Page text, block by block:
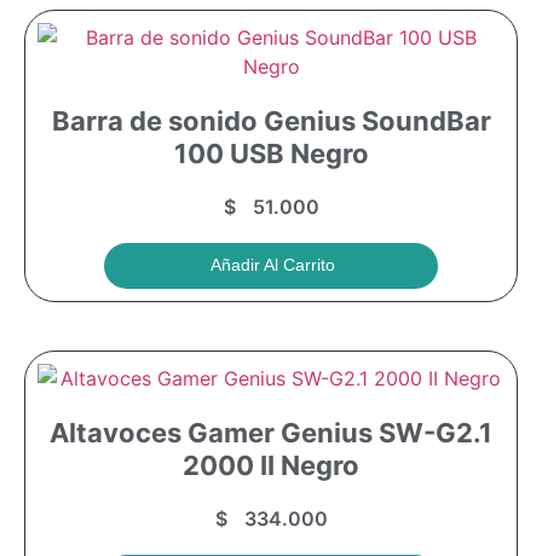
Barra de sonido Genius SoundBar
100 USB Negro
$51.000
Añadir Al Carrito
Altavoces Gamer Genius SW-G2.1
2000 II Negro
$334.000